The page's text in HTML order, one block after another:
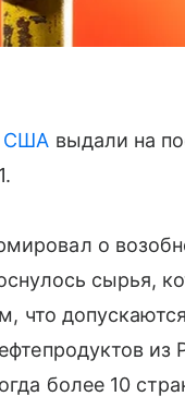
США выдали на
о
сырья,
что
из
более 10